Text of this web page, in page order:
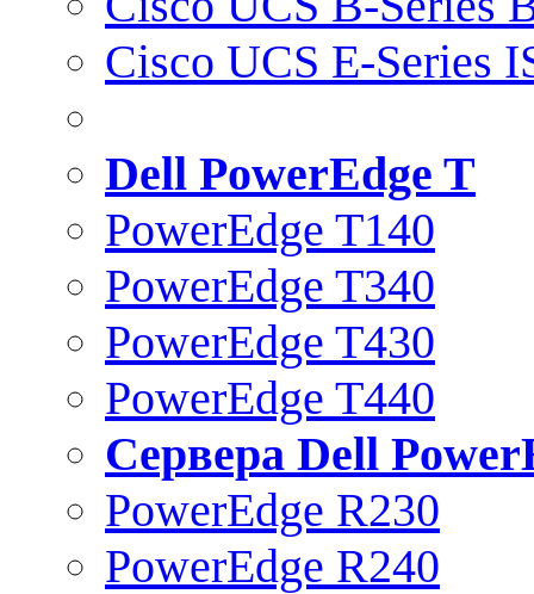
Cisco UCS E-Series
Dell PowerEdge T
PowerEdge T140
PowerEdge T340
PowerEdge T430
PowerEdge T440
Сервера Dell
PowerEdge R230
PowerEdge R240